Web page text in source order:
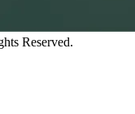
Reserved.